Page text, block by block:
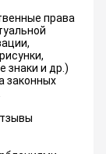
права
знаки и др.)
законных